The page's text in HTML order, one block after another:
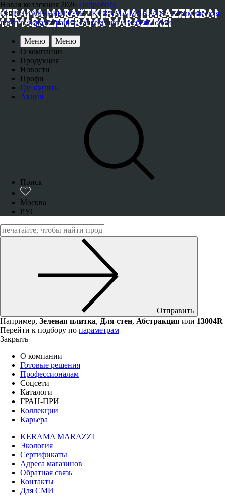
Новая коллекция 2026 Подробнее
ОФИЦИАЛЬНЫЙ САЙТ KERAMA MARAZZI | Керамическая
плитка, керамогранит, сантехника и мебель, обои
Меню
Меню
О компании
Продукция
Новости
Профи
Где купить
Акции
Поиск
Москва
РУС
Отправить
Например, Зеленая плитка, Для стен, Абстракция или 13004R
Перейти к подбору по параметрам
Закрыть
О компании
Готовые решения
Профессионалам
Соцсети
Каталоги
ГРАН-ПРИ
Коллекции
Карьера
KERAMA MARAZZI
Экология
Сертификаты
Адреса магазинов
Обратная связь
Контакты
Для СМИ